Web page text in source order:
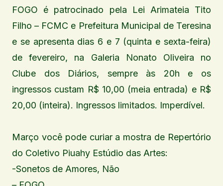
FOGO é patrocinado pela Lei Arimateia Tito
Filho – FCMC e Prefeitura Municipal de Teresina
e se apresenta dias 6 e 7 (quinta e sexta-feira)
de fevereiro, na Galeria Nonato Oliveira no
Clube dos Diários, sempre às 20h e os
ingressos custam R$ 10,00 (meia entrada) e R$
20,00 (inteira). Ingressos limitados. Imperdível.
Março você pode curiar a mostra de Repertório
do Coletivo Piuahy Estúdio das Artes:
-Sonetos de Amores, Não